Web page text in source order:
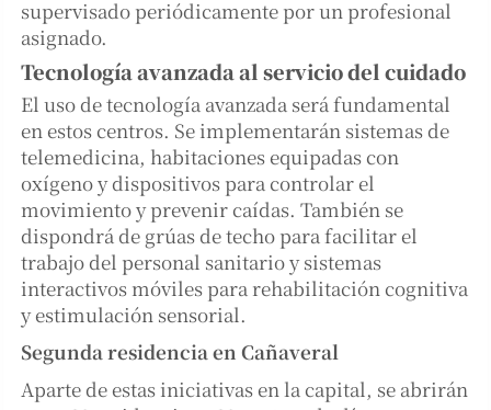
supervisado periódicamente por un profesional
asignado.
Tecnología avanzada al servicio del cuidado
El uso de tecnología avanzada será fundamental
en estos centros. Se implementarán sistemas de
telemedicina, habitaciones equipadas con
oxígeno y dispositivos para controlar el
movimiento y prevenir caídas. También se
dispondrá de grúas de techo para facilitar el
trabajo del personal sanitario y sistemas
interactivos móviles para rehabilitación cognitiva
y estimulación sensorial.
Segunda residencia en Cañaveral
Aparte de estas iniciativas en la capital, se abrirán